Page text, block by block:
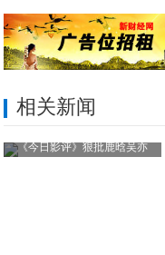
相关新闻
《今日影评》狠批鹿晗吴亦